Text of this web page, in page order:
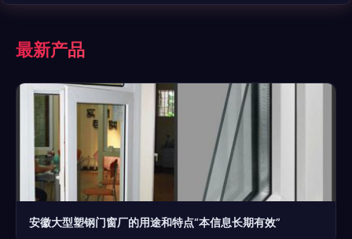
最新产品
安徽大型塑钢门窗厂的用途和特点“本信息长期有效”